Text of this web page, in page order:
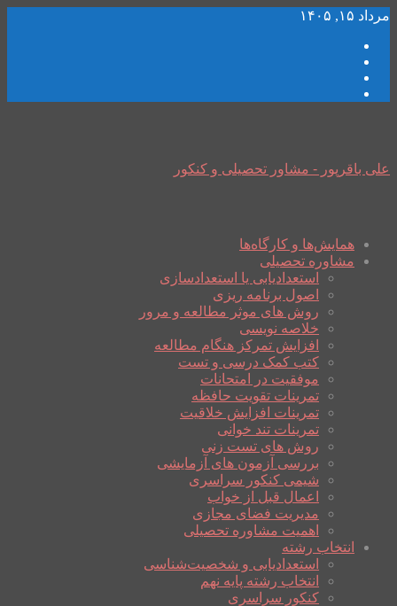
مرداد ۱۵, ۱۴۰۵
علی باقرپور - مشاور تحصیلی و کنکور
همایش‌ها و کارگاه‌ها
مشاوره تحصیلی
استعدادیابی یا استعدادسازی
اصول برنامه ریزی
روش های موثر مطالعه و مرور
خلاصه نویسی
افزایش تمرکز هنگام مطالعه
کتب کمک درسی و تست
موفقیت در امتحانات
تمرینات تقویت حافظه
تمرینات افزایش خلاقیت
تمرینات تند خوانی
روش های تست زنی
بررسی آزمون های آزمایشی
شیمی کنکور سراسری
اعمال قبل از خواب
مدیریت فضای مجازی
اهمیت مشاوره تحصیلی
انتخاب رشته
استعدادیابی و شخصیت‌شناسی
انتخاب رشته پایه نهم
کنکور سراسری